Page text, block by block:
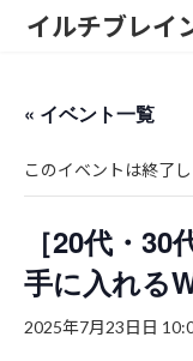
イルチブレイ
« イベント一覧
このイベントは終了し
［20代・
手に入れる
2025年7月23日日